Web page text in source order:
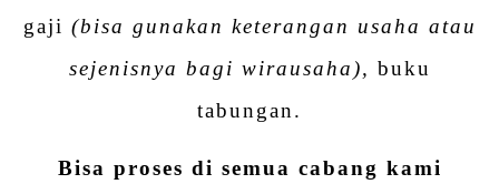
gaji (bisa gunakan keterangan usaha atau
sejenisnya bagi wirausaha), buku
tabungan.
Bisa proses di semua cabang kami